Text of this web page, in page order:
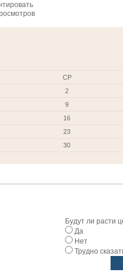
СР
2
9
16
23
30
Будут ли расти
Да
Нет
Трудно